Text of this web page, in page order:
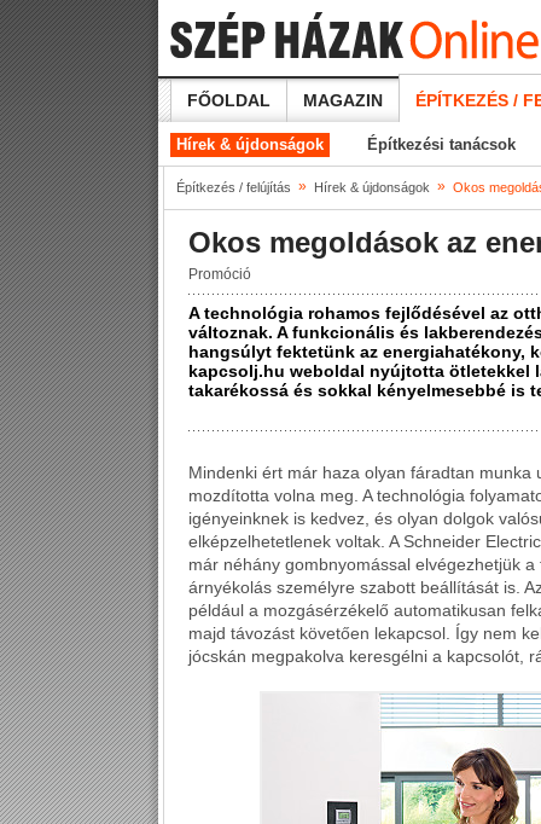
FŐOLDAL MAGAZIN ÉPÍTKEZÉS /
Hírek & újdonságok Építkezési tanácsok
Építkezés / felújítás » Hírek & újdonságok » Okos
Okos megoldások az
Promóció
A technológia rohamos fejlődésével az
változnak. A funkcionális és
hangsúlyt fektetünk az energiahatékony,
kapcsolj.hu weboldal nyújtotta ötletekkel
takarékossá és sokkal kényelmesebbé is
Mindenki ért már haza olyan fáradtan
mozdította volna meg. A technológia
igényeinknek is kedvez, és olyan dolgok
elképzelhetetlenek voltak. A Schneider
már néhány gombnyomással elvégezhetjük
árnyékolás személyre szabott beállítását is.
például a mozgásérzékelő automatikusan
majd távozást követően lekapcsol. Így nem
jócskán megpakolva keresgélni a kapcsolót,